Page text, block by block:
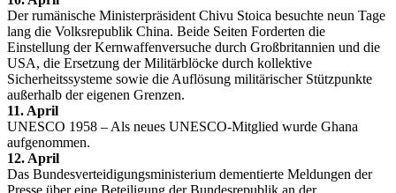
Der rumänische Ministerpräsident Chivu Stoica besuchte neun Tage
lang die Volksrepublik China. Beide Seiten Forderten die
Einstellung der Kernwaffenversuche durch Großbritannien und die
USA, die Ersetzung der Militärblöcke durch kollektive
Sicherheitssysteme sowie die Auflösung militärischer Stützpunkte
außerhalb der eigenen Grenzen.
11. April
UNESCO 1958 – Als neues UNESCO-Mitglied wurde Ghana
aufgenommen.
12. April
Das Bundesverteidigungsministerium dementierte Meldungen der